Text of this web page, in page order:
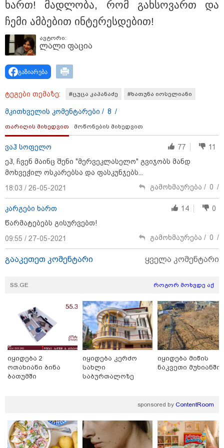
8
აგვისტო
ასტროლოგიური
მოიტანს. გაიზრდება ინტერესი შემოქმედებითი საქმიანობისა
განსაკუთრებით ხელსაყრელია საყვარელ ადამიანებთან
დროის გასატარებლად და თბილი, გულახდილი
საუბრებისთვის.
უნდა მოასწროთ შემოდგომის
ხართ! მად­ლო­ბა, რომ გახ­სო­ვართ და
ჩემი ამ­ბე­ბით ინ­ტე­რეს­დე­ბით!
ავტორი:
ლალი ფაცია
გაზიარება
ტეგები თემაზე: #ცუცა კაპანაძე #ხათუნა იოსელიანი
მკითხველის კომენტარები / 8 /
თარიღის მიხედვით მოწონების მიხედვით
ვაჰ სოფელო 77
11
ეჰ, ჩვენ მაინც შენი "მერვეკლასელო" გვიჯობს მანდ
მოხვეჭილ ოსკარებსა და ფასკუნჯებს...
18:03 / 26-05-2021
გამოხმაურება / 0 /
კარგები ხართ 14
0
წარმატებებს გისურვებთ!
09:55 / 27-05-2021
გამოხმაურება / 0 /
გააკეთეთ კომენტარი ყველა კომენტარი
SS.GE როგორ მოხვდე აქ
იყიდება 2
ოთახიანი ბინა
ბათუმში
იყიდება კერძო
სახლი
საბურთალოზე
იყიდება მიწის
ნაკვეთი მუხიანში
sponsored by ContentRoom